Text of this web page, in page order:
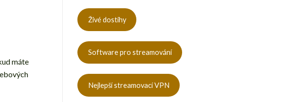
máte
Živé dostihy
Software pro streamování
Nejlepší streamovací VPN